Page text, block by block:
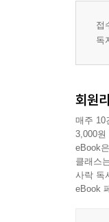
접
독
회원
매주 10
3,000원
eBook
클래스
사락 독
eBook